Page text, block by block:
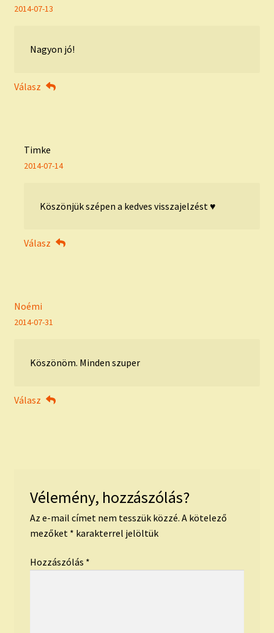
2014-07-13
Nagyon jó!
Válasz
Timke
2014-07-14
Köszönjük szépen a kedves visszajelzést ♥
Válasz
Noémi
2014-07-31
Köszönöm. Minden szuper
Válasz
Vélemény, hozzászólás?
Az e-mail címet nem tesszük közzé. A kötelező
mezőket * karakterrel jelöltük
Hozzászólás *